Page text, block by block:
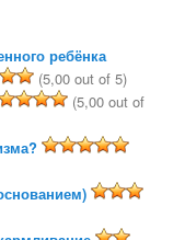
ребёнка
(5,00 out of 5)
(5,00 out of